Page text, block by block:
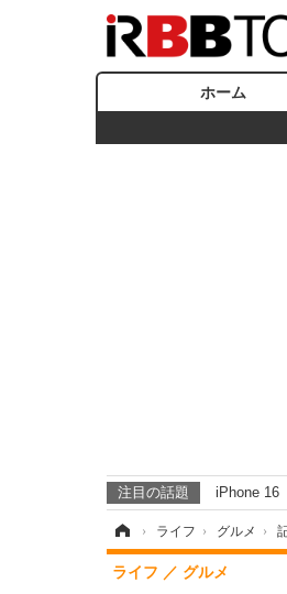
ホーム
注目の話題 iPhone 16
› ライフ › グルメ ›
ライフ グルメ